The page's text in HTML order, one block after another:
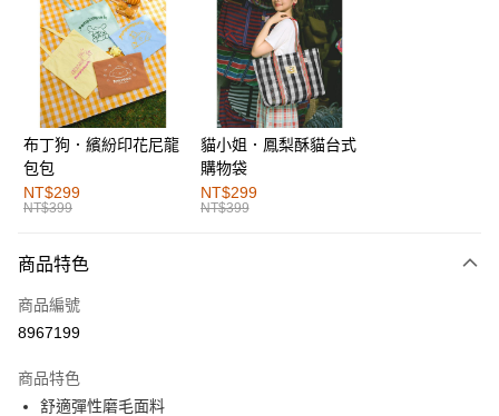
超商取貨付款
LINE Pay
街口支付
運送方式
全家取貨付款
每筆NT$60，滿NT$1,000(含以上)免運費
付款後全家取貨
萊爾富取貨付款
付款後萊爾富取貨
布丁狗．繽紛印花尼龍
包包
NT$299
NT$399
貓小姐．鳳梨酥貓台式
購物袋
NT$299
NT$399
商品特色
商品編號
8967199
商品特色
舒適彈性磨毛面料